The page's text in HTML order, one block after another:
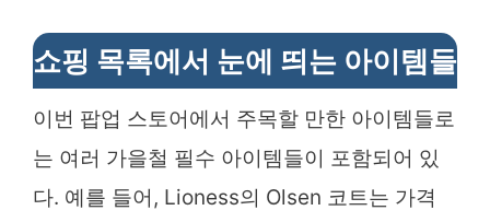
쇼핑 목록에서 눈에 띄는 아이템들
이번 팝업 스토어에서 주목할 만한 아이템들로
는 여러 가을철 필수 아이템들이 포함되어 있
다. 예를 들어, Lioness의 Olsen 코트는 가격